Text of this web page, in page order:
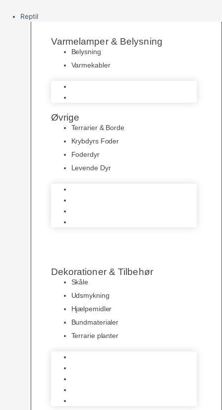
Reptil
Varmelamper & Belysning
Belysning
Varmekabler
Øvrige
Terrarier & Borde
Krybdyrs Foder
Foderdyr
Levende Dyr
Dekorationer & Tilbehør
Skåle
Udsmykning
Hjælpemidler
Bundmaterialer
Terrarie planter